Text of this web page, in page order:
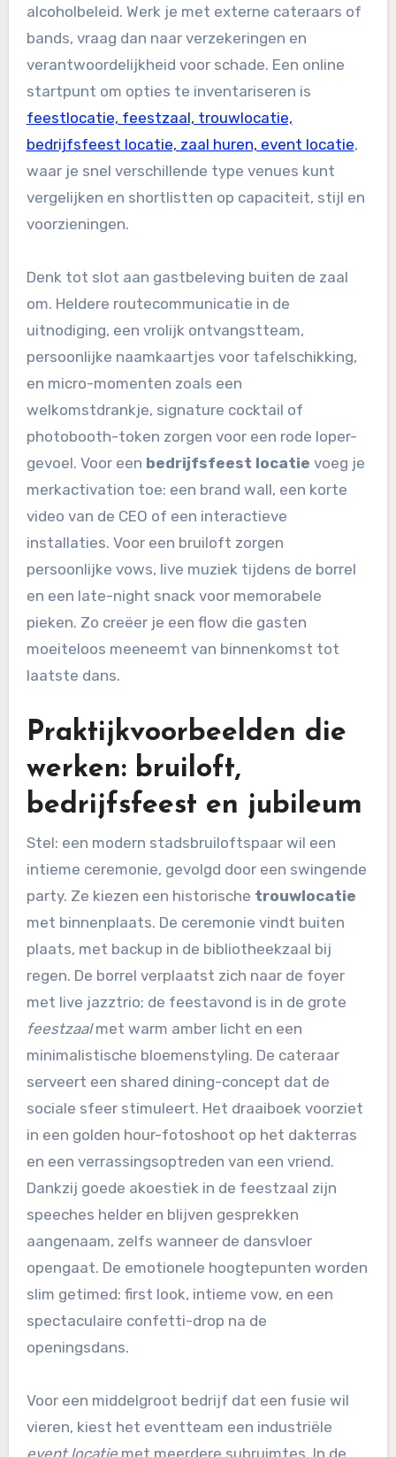
alcoholbeleid. Werk je met externe cateraars of
bands, vraag dan naar verzekeringen en
verantwoordelijkheid voor schade. Een online
startpunt om opties te inventariseren is
feestlocatie, feestzaal, trouwlocatie,
bedrijfsfeest locatie, zaal huren, event locatie,
waar je snel verschillende type venues kunt
vergelijken en shortlistten op capaciteit, stijl en
voorzieningen.
Denk tot slot aan gastbeleving buiten de zaal
om. Heldere routecommunicatie in de
uitnodiging, een vrolijk ontvangstteam,
persoonlijke naamkaartjes voor tafelschikking,
en micro-momenten zoals een
welkomstdrankje, signature cocktail of
photobooth-token zorgen voor een rode loper-
gevoel. Voor een bedrijfsfeest locatie voeg je
merkactivation toe: een brand wall, een korte
video van de CEO of een interactieve
installaties. Voor een bruiloft zorgen
persoonlijke vows, live muziek tijdens de borrel
en een late-night snack voor memorabele
pieken. Zo creëer je een flow die gasten
moeiteloos meeneemt van binnenkomst tot
laatste dans.
Praktijkvoorbeelden die
werken: bruiloft,
bedrijfsfeest en jubileum
Stel: een modern stadsbruiloftspaar wil een
intieme ceremonie, gevolgd door een swingende
party. Ze kiezen een historische trouwlocatie
met binnenplaats. De ceremonie vindt buiten
plaats, met backup in de bibliotheekzaal bij
regen. De borrel verplaatst zich naar de foyer
met live jazztrio; de feestavond is in de grote
feestzaalmet warm amber licht en een
minimalistische bloemenstyling. De cateraar
serveert een shared dining-concept dat de
sociale sfeer stimuleert. Het draaiboek voorziet
in een golden hour-fotoshoot op het dakterras
en een verrassingsoptreden van een vriend.
Dankzij goede akoestiek in de feestzaal zijn
speeches helder en blijven gesprekken
aangenaam, zelfs wanneer de dansvloer
opengaat. De emotionele hoogtepunten worden
slim getimed: first look, intieme vow, en een
spectaculaire confetti-drop na de
openingsdans.
Voor een middelgroot bedrijf dat een fusie wil
vieren, kiest het eventteam een industriële